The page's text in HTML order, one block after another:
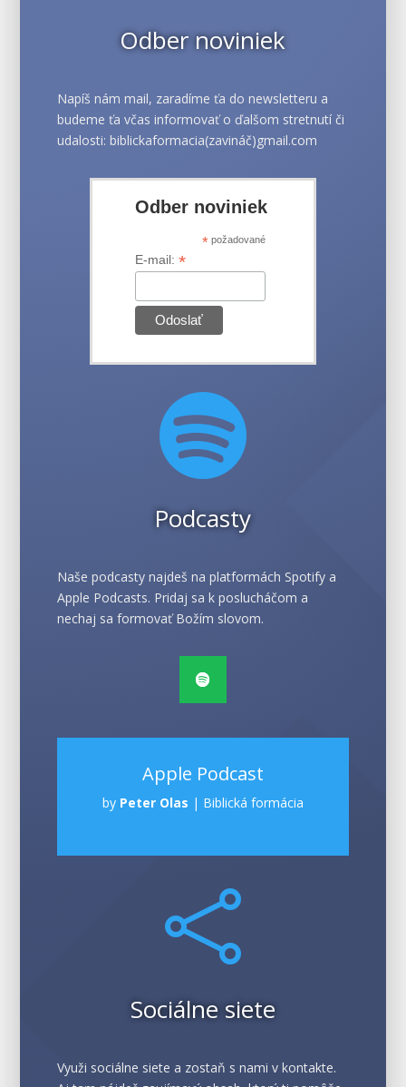
Odber noviniek
Napíš nám mail, zaradíme ťa do newsletteru a
budeme ťa včas informovať o ďalšom stretnutí či
udalosti: biblickaformacia(zavináč)gmail.com
Odber noviniek
*požadované
E-mail: *

Podcasty
Naše podcasty najdeš na platformách Spotify a
Apple Podcasts. Pridaj sa k poslucháčom a
nechaj sa formovať Božím slovom.
Apple Podcast
by Peter Olas | Biblická formácia

Sociálne siete
Využi sociálne siete a zostaň s nami v kontakte.